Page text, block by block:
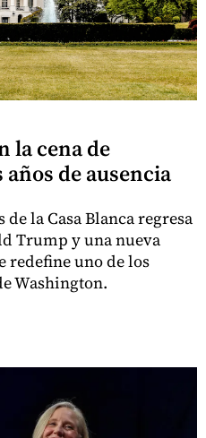
la cena de
de ausencia
la Casa Blanca regresa
Trump y una nueva
redefine uno de los
Washington.